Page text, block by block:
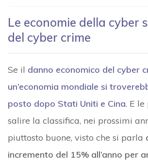
Le economie della cyber
del cyber crime
Se il danno economico del cyber
un’economia mondiale si
posto dopo Stati Uniti e Cina. E
salire la classifica, nei prossimi
piuttosto buone, visto che si parla
incremento del 15% all’anno per